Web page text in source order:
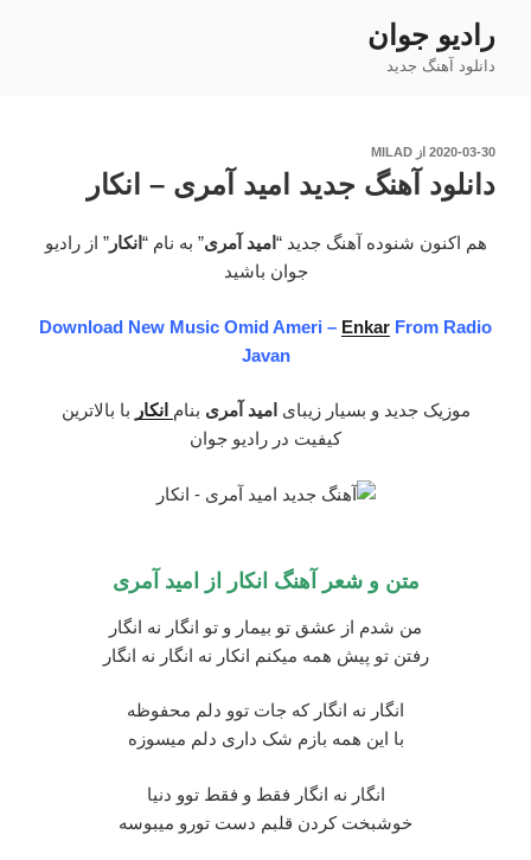
محتوا
رادیو جوان
دانلود آهنگ جدید
نوشته‌شده
2020-03-30 از MILAD
دانلود آهنگ جدید امید آمری – انکار
هم اکنون شنوده آهنگ جدید “ امید آمری” به نام “ انکار” از رادیو
جوان باشید
Download New Music Omid Ameri – Enkar From Radio
Javan
موزیک جدید و بسیار زیبای امید آمری بنام انکار با بالاترین
کیفیت در رادیو جوان
متن و شعر آهنگ انکار از امید آمری
من شدم از عشق تو بیمار و تو انگار نه انگار
رفتن تو پیش همه میکنم انکار نه انگار نه انگار
انگار نه انگار که جات توو دلم محفوظه
با این همه بازم شک داری دلم میسوزه
انگار نه انگار فقط و فقط توو دنیا
خوشبخت کردن قلبم دست تورو میبوسه